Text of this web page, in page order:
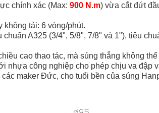
chính xác (Max: 900 N.m) vừa cắt đứt
không tải: 6 vòng/phút.
A325 (3/4", 5/8", 7/8" và 1"), tiêu
cao thao tác, mà súng thẳng không
công nghiệp cho phép chịu va đập
maker Đức, cho tuổi bền của súng